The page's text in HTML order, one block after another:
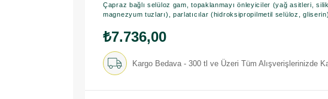
Çapraz bağlı selüloz gam, topaklanmayı önleyiciler (yağ asitleri,
magnezyum tuzları), parlatıcılar (hidroksipropilmetil selüloz, gliserin).
₺7.736,00
Kargo Bedava - 300 tl ve Üzeri Tüm Alışverişlerinizde